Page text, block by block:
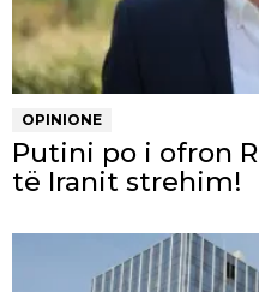
OPINIONE
Putini po i ofron
të Iranit strehim!